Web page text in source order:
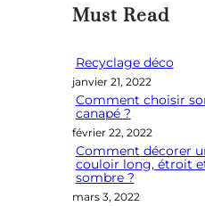
h
r
c
h
e
r
Must Read
Recyclage déco
janvier 21, 2022
Comment choisir
canapé ?
février 22, 2022
Comment décorer
couloir long, étroit
sombre ?
mars 3, 2022